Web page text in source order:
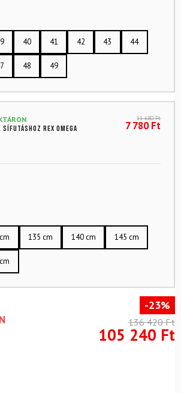
40 41 42 43 44
48 49
sífutáshoz REX Omega
11 680Ft
7 780Ft
135 cm 140 cm 145 cm
-23%
136 420Ft
105 240 Ft